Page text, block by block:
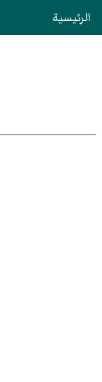
الرئيسية